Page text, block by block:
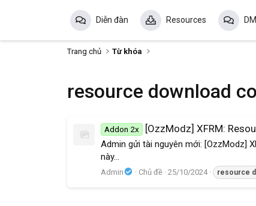
Diễn đàn Resources
Trang chủ Từ khóa
resource download
Addon 2x [OzzModz] XFRM:
Admin gửi tài nguyên mới: [OzzModz]
này...
Admin Chủ đề 25/10/2024 resource